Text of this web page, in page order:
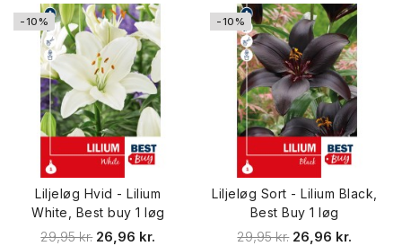
-10%
Liljeløg Hvid - Lilium
White, Best buy 1 løg
29,95 kr. 26,96 kr.
-10%
Liljeløg Sort - Lilium Black,
Best Buy 1 løg
29,95 kr. 26,96 kr.